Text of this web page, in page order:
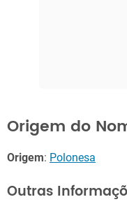
Origem do
Origem: Polonesa
Outras